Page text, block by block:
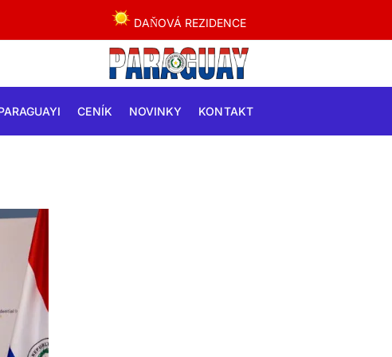
DAŇOVÁ REZIDENCE
CENÍK NOVINKY KONTAKT